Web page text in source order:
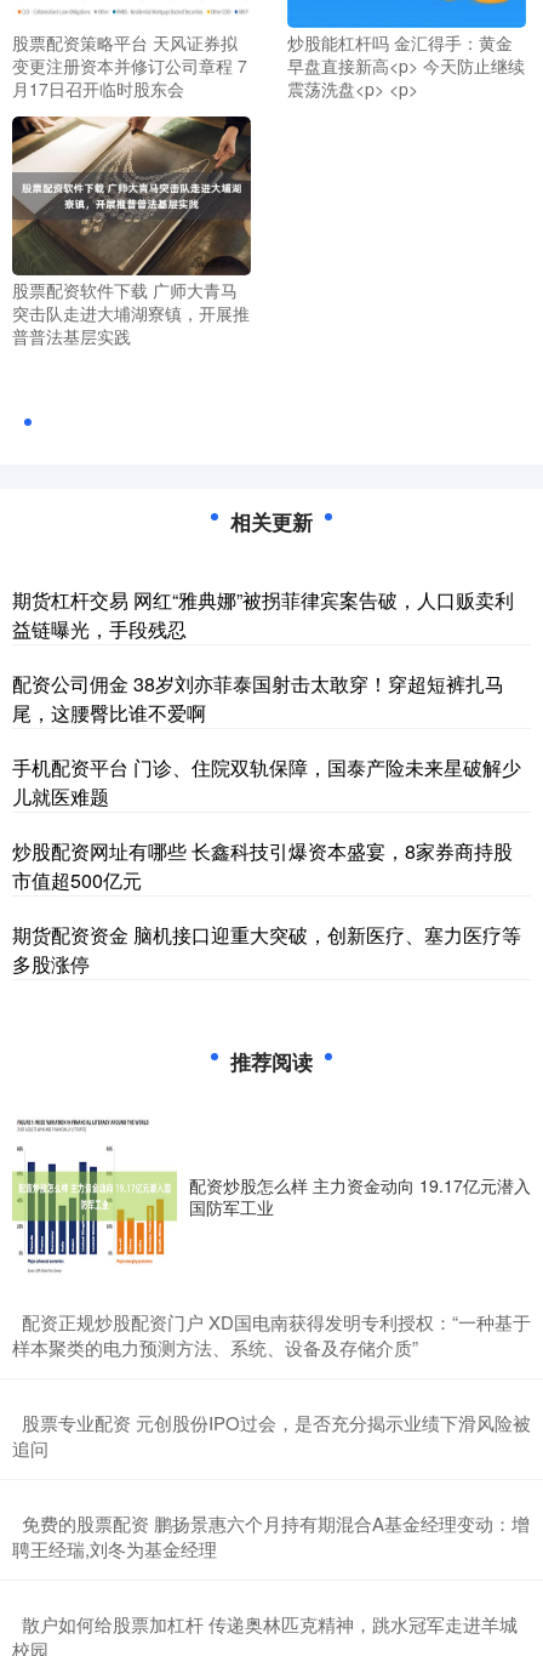
股票配资策略平台 天风证券拟
变更注册资本并修订公司章程 7
月17日召开临时股东会
炒股能杠杆吗 金汇得手：黄金
早盘直接新高<p> 今天防止继续
震荡洗盘<p> <p>
股票配资软件下载 广师大青马
突击队走进大埔湖寮镇，开展推
普普法基层实践
相关更新
期货杠杆交易 网红“雅典娜”被拐菲律宾案告破，人口贩卖利
益链曝光，手段残忍
配资公司佣金 38岁刘亦菲泰国射击太敢穿！穿超短裤扎马
尾，这腰臀比谁不爱啊
手机配资平台 门诊、住院双轨保障，国泰产险未来星破解少
儿就医难题
炒股配资网址有哪些 长鑫科技引爆资本盛宴，8家券商持股
市值超500亿元
期货配资资金 脑机接口迎重大突破，创新医疗、塞力医疗等
多股涨停
推荐阅读
配资炒股怎么样 主力资金动向 19.17亿元潜入
国防军工业
​配资正规炒股配资门户 XD国电南获得发明专利授权：“一种基于
样本聚类的电力预测方法、系统、设备及存储介质”
​股票专业配资 元创股份IPO过会，是否充分揭示业绩下滑风险被
追问
​免费的股票配资 鹏扬景惠六个月持有期混合A基金经理变动：增
聘王经瑞,刘冬为基金经理
​散户如何给股票加杠杆 传递奥林匹克精神，跳水冠军走进羊城
校园